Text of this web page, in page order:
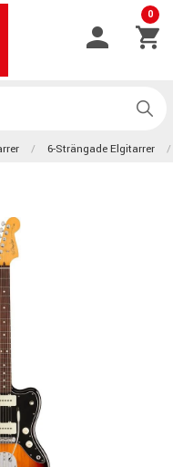
0
6-Strängade Elgitarrer